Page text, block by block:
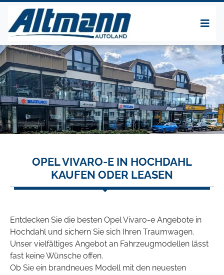
OPEL VIVARO-E IN HOCHDAHL
KAUFEN ODER LEASEN
Entdecken Sie die besten Opel Vivaro-e Angebote in
Hochdahl und sichern Sie sich Ihren Traumwagen.
Unser vielfältiges Angebot an Fahrzeugmodellen lässt
fast keine Wünsche offen.
Ob Sie ein brandneues Modell mit den neuesten